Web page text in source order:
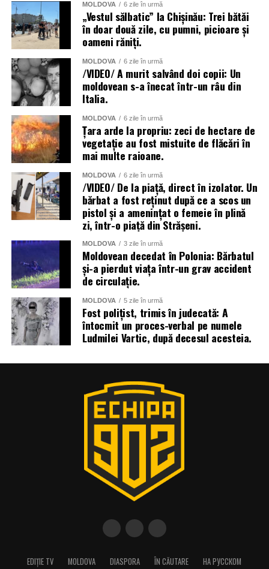
aproape două mii de angajați ai Ministerului Afacerilor
Interne, dar și toate serviciile specializate de nivel local,
raional și național.
Menționăm că meteorologii prognozează vreme instabilă
și pentru următoarele zile.
MOLDOVA 6 zile în urmă
„Vestul sălbatic” la Chișinău: Trei bătăi
în doar două zile, cu pumni, picioare și
oameni răniți.
MOLDOVA 6 zile în urmă
/VIDEO/ A murit salvând doi copii: Un
moldovean s-a înecat într-un râu din
Italia.
MOLDOVA 6 zile în urmă
Țara arde la propriu: zeci de hectare de
vegetație au fost mistuite de flăcări în
mai multe raioane.
MOLDOVA 6 zile în urmă
/VIDEO/ De la piață, direct în izolator. Un
bărbat a fost reținut după ce a scos un
pistol și a amenințat o femeie în plină
zi, într-o piață din Strășeni.
MOLDOVA 3 zile în urmă
Moldovean decedat în Polonia: Bărbatul
și-a pierdut viața într-un grav accident
de circulație.
MOLDOVA 5 zile în urmă
Fost polițist, trimis în judecată: A
întocmit un proces-verbal pe numele
Ludmilei Vartic, după decesul acesteia.
EDIȚIE TV MOLDOVA DIASPORA ÎN CĂUTARE НА РУССКОМ